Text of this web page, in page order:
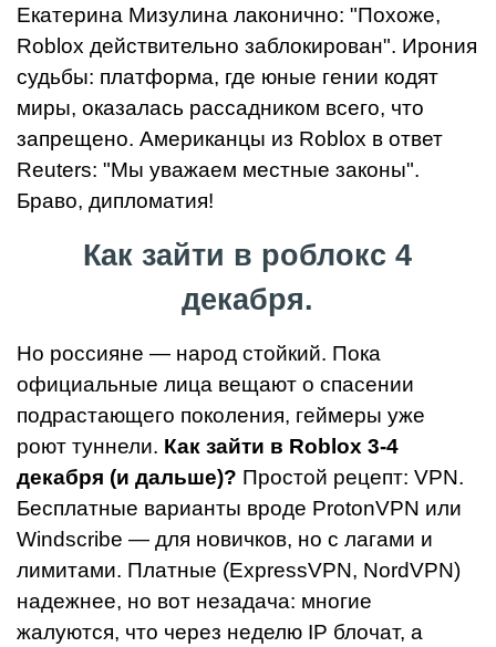
Екатерина Мизулина лаконично: "Похоже,
Roblox действительно заблокирован". Ирония
судьбы: платформа, где юные гении кодят
миры, оказалась рассадником всего, что
запрещено. Американцы из Roblox в ответ
Reuters: "Мы уважаем местные законы".
Браво, дипломатия!
Как зайти в роблокс 4
декабря.
Но россияне — народ стойкий. Пока
официальные лица вещают о спасении
подрастающего поколения, геймеры уже
роют туннели. Как зайти в Roblox 3-4
декабря (и дальше)? Простой рецепт: VPN.
Бесплатные варианты вроде ProtonVPN или
Windscribe — для новичков, но с лагами и
лимитами. Платные (ExpressVPN, NordVPN)
надежнее, но вот незадача: многие
жалуются, что через неделю IP блочат, а